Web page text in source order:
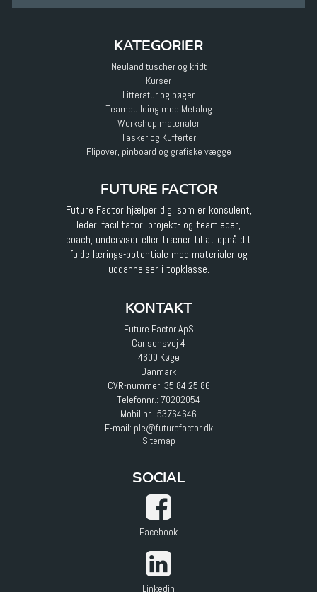
KATEGORIER
Neuland tuscher og kridt
Kurser
Litteratur og bøger
Teambuilding med Metalog
Workshop materialer
Tasker og Kufferter
Flipover, pinboard og grafiske vægge
FUTURE FACTOR
Future Factor hjælper dig, som er konsulent,
leder, facilitator, projekt- og teamleder,
coach, underviser eller træner til at opnå dit
fulde lærings-potentiale med materialer og
uddannelser i topklasse.
KONTAKT
Future Factor ApS
Carlsensvej 4
4600 Køge
Danmark
CVR-nummer: 35 84 25 86
Telefonnr.: 70202054
Mobil nr.: 53764646
E-mail: ple@futurefactor.dk
Sitemap
SOCIAL
Facebook
Linkedin